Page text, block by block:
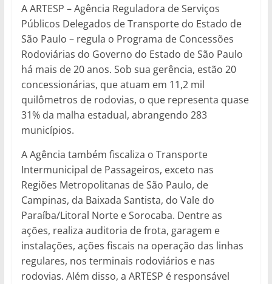
A ARTESP – Agência Reguladora de Serviços
Públicos Delegados de Transporte do Estado de
São Paulo – regula o Programa de Concessões
Rodoviárias do Governo do Estado de São Paulo
há mais de 20 anos. Sob sua gerência, estão 20
concessionárias, que atuam em 11,2 mil
quilômetros de rodovias, o que representa quase
31% da malha estadual, abrangendo 283
municípios.
A Agência também fiscaliza o Transporte
Intermunicipal de Passageiros, exceto nas
Regiões Metropolitanas de São Paulo, de
Campinas, da Baixada Santista, do Vale do
Paraíba/Litoral Norte e Sorocaba. Dentre as
ações, realiza auditoria de frota, garagem e
instalações, ações fiscais na operação das linhas
regulares, nos terminais rodoviários e nas
rodovias. Além disso, a ARTESP é responsável